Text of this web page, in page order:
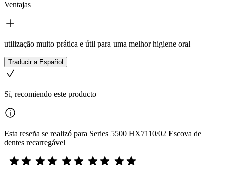
Ventajas
utilização muito prática e útil para uma melhor higiene oral
Traducir a Español
Sí, recomiendo este producto
Esta reseña se realizó para Series 5500 HX7110/02 Escova de
dentes recarregável